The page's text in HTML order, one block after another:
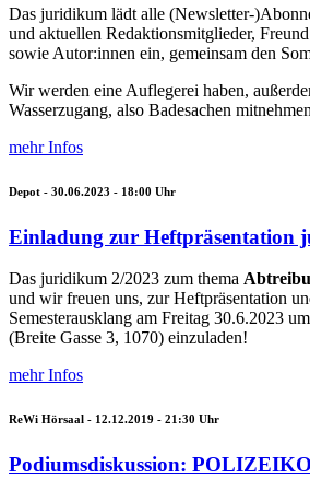
Das juridikum lädt alle (Newsletter-
und aktuellen Redaktionsmitglieder,
sowie Autor:innen ein, gemeinsam den
Wir werden eine Auflegerei haben,
Wasserzugang, also Badesachen
mehr Infos
Depot - 30.06.2023 - 18:00 Uhr
Einladung zur Heftpräsentation
Das juridikum 2/2023 zum thema
und wir freuen uns, zur Heftpräsentation
Semesterausklang am Freitag 30.6.2023
(Breite Gasse 3, 1070) einzuladen!
mehr Infos
ReWi Hörsaal - 12.12.2019 - 21:30 Uhr
Podiumsdiskussion: